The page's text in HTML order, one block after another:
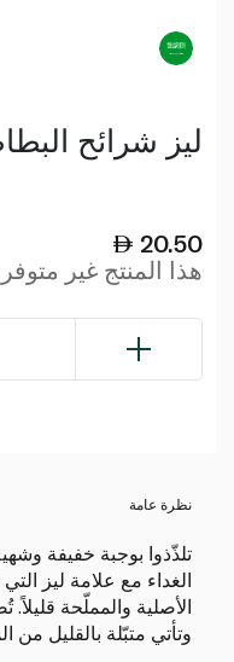
ليز شرائح البطاطس
20.50
هذا المنتج غير متوفر
نظرة عامة
تلذّذوا بوجبة خفيفة
الغداء مع علامة ليز
الأصلية والمملّحة
وتأتي متبّلة بالقليل من